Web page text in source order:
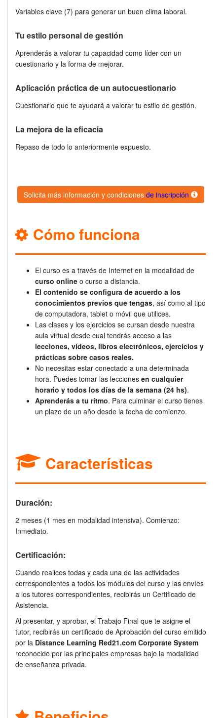
Variables clave (7) para generar un buen clima laboral.
Tu estilo personal de gestión
Aprenderás a valorar tu capacidad como líder con un
cuestionario y la forma de mejorar.
Aplicación práctica de un autocuestionario
Cuestionario que te ayudará a valorar tu estilo de gestión.
La mejora de la eficacia
Repaso de todo lo anteriormente expuesto.
Solicita más información y condiciones de inscripción
Cómo funciona
El curso es a través de Internet en la modalidad de
curso online o curso a distancia.
El contenido se configura de acuerdo a los
conocimientos previos que tengas, así como al tipo
de computadora, tablet o móvil que utilices.
Las clases y los ejercicios se cursan desde nuestra
aula virtual desde cual tendrás acceso a las
lecciones, videos, libros electrónicos, ejercicios y
prácticas sobre casos reales.
No necesitas estar conectado a una determinada
hora. Puedes tomar las lecciones en cualquier
horario y todos los días de la semana (24 hs).
Aprenderás a tu ritmo. Para culminar el curso tienes
un plazo de un año desde la fecha de comienzo.
Características
Duración:
2 meses (1 mes en modalidad intensiva). Comienzo:
Inmediato.
Certificación:
Cuando realices todas y cada una de las actividades
correspondientes a todos los módulos del curso y las envíes
a los tutores correspondientes, recibirás un Certificado de
Asistencia.
Al presentar, y aprobar, el Trabajo Final que te asigne el
tutor, recibirás un certificado de Aprobación del curso emitido
por la Distance Learning Red21.com Corporate System
reconocido por las principales empresas bajo la modalidad
de enseñanza privada.